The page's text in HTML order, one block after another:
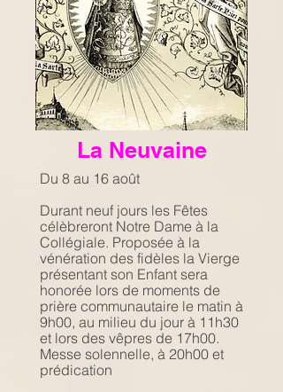
La Neuvaine
Du 8 au 16 août
Durant neuf jours les Fêtes
célèbreront Notre Dame à la
Collégiale. Proposée à la
vénération des fidèles la Vierge
présentant son Enfant sera
honorée lors de moments de
prière communautaire le matin à
9h00, au milieu du jour à 11h30
et lors des vêpres de 17h00.
Messe solennelle, à 20h00 et
prédication